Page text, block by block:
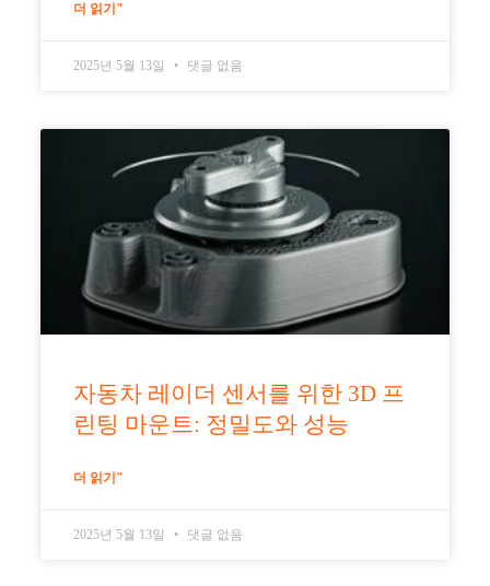
더 읽기"
2025년 5월 13일 댓글 없음
자동차 레이더 센서를 위한 3D 프
린팅 마운트: 정밀도와 성능
더 읽기"
2025년 5월 13일 댓글 없음